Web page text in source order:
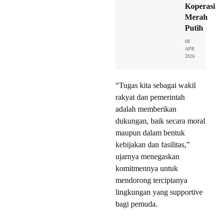
Koperasi
Merah
Putih
08
APR
2026
“Tugas kita sebagai wakil
rakyat dan pemerintah
adalah memberikan
dukungan, baik secara moral
maupun dalam bentuk
kebijakan dan fasilitas,”
ujarnya menegaskan
komitmennya untuk
mendorong terciptanya
lingkungan yang supportive
bagi pemuda.